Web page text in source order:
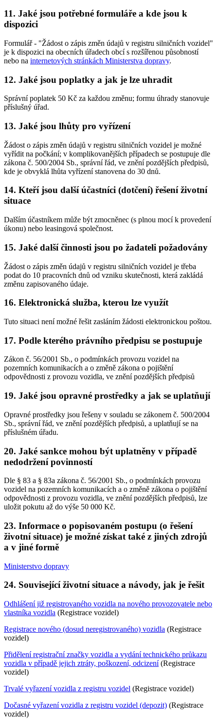
11. Jaké jsou potřebné formuláře a kde jsou k
dispozici
Formulář - "Žádost o zápis změn údajů v registru silničních vozidel"
je k dispozici na obecních úřadech obcí s rozšířenou působností
nebo na internetových stránkách Ministerstva dopravy.
12. Jaké jsou poplatky a jak je lze uhradit
Správní poplatek 50 Kč za každou změnu; formu úhrady stanovuje
příslušný úřad.
13. Jaké jsou lhůty pro vyřízení
Žádost o zápis změn údajů v registru silničních vozidel je možné
vyřídit na počkání; v komplikovanějších případech se postupuje dle
zákona č. 500/2004 Sb., správní řád, ve znění pozdějších předpisů,
kde je obvyklá lhůta vyřízení stanovena do 30 dnů.
14. Kteří jsou další účastníci (dotčení) řešení životní
situace
Dalším účastníkem může být zmocněnec (s plnou mocí k provedení
úkonu) nebo leasingová společnost.
15. Jaké další činnosti jsou po žadateli požadovány
Žádost o zápis změn údajů v registru silničních vozidel je třeba
podat do 10 pracovních dnů od vzniku skutečnosti, která zakládá
změnu zapisovaného údaje.
16. Elektronická služba, kterou lze využít
Tuto situaci není možné řešit zasláním žádosti elektronickou poštou.
17. Podle kterého právního předpisu se postupuje
Zákon č. 56/2001 Sb., o podmínkách provozu vozidel na
pozemních komunikacích a o změně zákona o pojištění
odpovědnosti z provozu vozidla, ve znění pozdějších předpisů
19. Jaké jsou opravné prostředky a jak se uplatňují
Opravné prostředky jsou řešeny v souladu se zákonem č. 500/2004
Sb., správní řád, ve znění pozdějších předpisů, a uplatňují se na
příslušném úřadu.
20. Jaké sankce mohou být uplatněny v případě
nedodržení povinností
Dle § 83 a § 83a zákona č. 56/2001 Sb., o podmínkách provozu
vozidel na pozemních komunikacích a o změně zákona o pojištění
odpovědnosti z provozu vozidla, ve znění pozdějších předpisů, lze
uložit pokutu až do výše 50 000 Kč.
23. Informace o popisovaném postupu (o řešení
životní situace) je možné získat také z jiných zdrojů
a v jiné formě
Ministerstvo dopravy
24. Související životní situace a návody, jak je řešit
Odhlášení již registrovaného vozidla na nového provozovatele nebo
vlastníka vozidla (Registrace vozidel)
Registrace nového (dosud neregistrovaného) vozidla (Registrace
vozidel)
Přidělení registrační značky vozidla a vydání technického průkazu
vozidla v případě jejich ztráty, poškození, odcizení(Registrace
vozidel)
Trvalé vyřazení vozidla z registru vozidel (Registrace vozidel)
Dočasné vyřazení vozidla z registru vozidel (depozit) (Registrace
vozidel)